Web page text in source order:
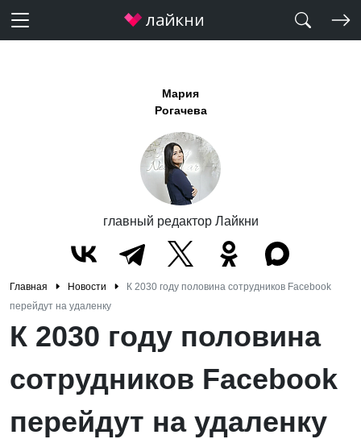
Мария
Рогачева
главный редактор Лайкни
Главная Новости
К 2030 году половина сотрудников Facebook
перейдут на удаленку
К 2030 году половина
сотрудников Facebook
перейдут на удаленку